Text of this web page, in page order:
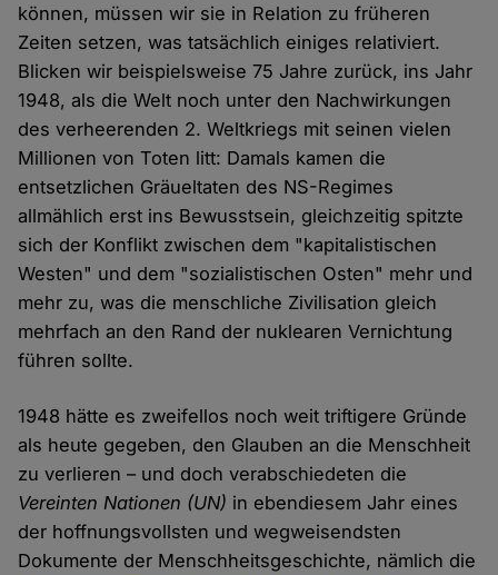
können, müssen wir sie in Relation zu früheren
Zeiten setzen, was tatsächlich einiges relativiert.
Blicken wir beispielsweise 75 Jahre zurück, ins Jahr
1948, als die Welt noch unter den Nachwirkungen
des verheerenden 2. Weltkriegs mit seinen vielen
Millionen von Toten litt: Damals kamen die
entsetzlichen Gräueltaten des NS-Regimes
allmählich erst ins Bewusstsein, gleichzeitig spitzte
sich der Konflikt zwischen dem "kapitalistischen
Westen" und dem "sozialistischen Osten" mehr und
mehr zu, was die menschliche Zivilisation gleich
mehrfach an den Rand der nuklearen Vernichtung
führen sollte.
1948 hätte es zweifellos noch weit triftigere Gründe
als heute gegeben, den Glauben an die Menschheit
zu verlieren – und doch verabschiedeten die
Vereinten Nationen (UN) in ebendiesem Jahr eines
der hoffnungsvollsten und wegweisendsten
Dokumente der Menschheitsgeschichte, nämlich die